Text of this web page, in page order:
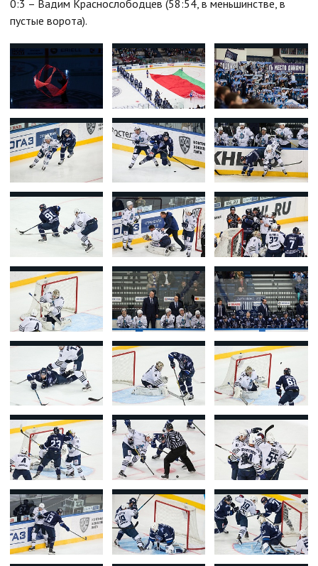
0:3 – Вадим Краснослободцев (58:54, в меньшинстве, в
пустые ворота).